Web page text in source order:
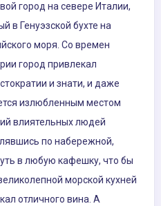
город на севере Италии,
в Генуэзской бухте на
моря. Со времен
город привлекал
и знати, и даже
излюбленным местом
влиятельных людей
по набережной,
в любую кафешку, что бы
морской кухней
отличного вина. А